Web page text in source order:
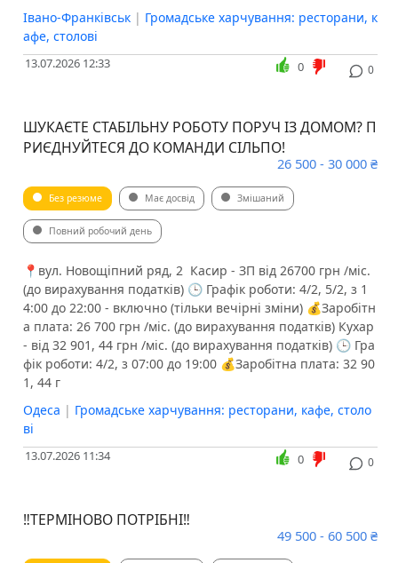
Івано-Франківськ | Громадське харчування: ресторани, к
афе, столові
13.07.2026 12:33 0
0
ШУКАЄТЕ СТАБІЛЬНУ РОБОТУ ПОРУЧ ІЗ ДОМОМ? П
РИЄДНУЙТЕСЯ ДО КОМАНДИ СІЛЬПО!
26 500 - 30 000 ₴
Без резюме Має досвід Змішаний
Повний робочий день
📍вул. Новощіпний ряд, 2 ️ Касир - ЗП від 26700 грн /міс.
(до вирахування податків) 🕒 Графік роботи: 4/2, 5/2, з 1
4:00 до 22:00 - включно (тільки вечірні зміни) 💰Заробітн
а плата: 26 700 грн /міс. (до вирахування податків) ️Кухар
- від 32 901, 44 грн /міс. (до вирахування податків) 🕒 Гра
фік роботи: 4/2, з 07:00 до 19:00 💰Заробітна плата: 32 90
1, 44 г
Одеса | Громадське харчування: ресторани, кафе, столо
ві
13.07.2026 11:34 0
0
‼️ТЕРМІНОВО ПОТРІБНІ‼️
49 500 - 60 500 ₴